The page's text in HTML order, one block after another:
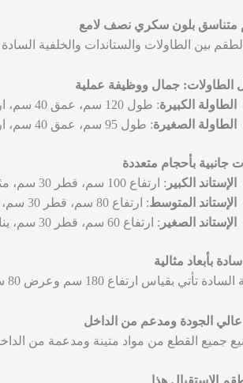
متناسق بلون سكري نصف لامع
بين الطاولات والستاندات والخلفية
الطاولات: جمال ووظيفة عملية
الطاولة الكبيرة: طول 120 سم، عمق 40 سم، ارتفاع 100 سم، توفر مساحة واسعة للاستخدام اليومي.
الطاولة الصغيرة: طول 95 سم، عمق 40 سم، ارتفاع 88 سم، تصميمها العملي يناسب الأماكن الأصغر.
جانبية بأحجام متعددة
الإستاند الكبير : ارتفاع 100 سم، قطر 30 سم، مثالي للزينة أو الاستخدام كطاولة جانبية.
الإستاند المتوسط: ارتفاع 80 سم، قطر 30 سم، تصميمه العملي يتيح استخدامات متعددة.
الإستاند الصغير : ارتفاع 60 سم، قطر 30 سم، يناسب المساحات الضيقة.
بأبعاد مثالية
ارتفاع 180 سم وعرض 80 سم. كذلك, تصميمها البسيط يُكمل الطقم ويبرز أناقة المكان بشكل رائع.
الجودة ومدعم من الداخل
جميع القطع من مواد متينة ومدعمة من
الاستقبال هذا